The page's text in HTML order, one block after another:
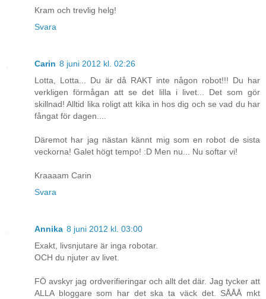
Kram och trevlig helg!
Svara
Carin 8 juni 2012 kl. 02:26
Lotta, Lotta... Du är då RAKT inte någon robot!!! Du har
verkligen förmågan att se det lilla i livet... Det som gör
skillnad! Alltid lika roligt att kika in hos dig och se vad du har
fångat för dagen....
Däremot har jag nästan kännt mig som en robot de sista
veckorna! Galet högt tempo! :D Men nu... Nu softar vi!
Kraaaam Carin
Svara
Annika 8 juni 2012 kl. 03:00
Exakt, livsnjutare är inga robotar.
OCH du njuter av livet.
FÖ avskyr jag ordverifieringar och allt det där. Jag tycker att
ALLA bloggare som har det ska ta väck det. SÅÅÅ mkt